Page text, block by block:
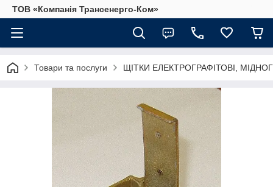
ТОВ «Компанія Трансенерго-Ком»
Товари та послуги ЩІТКИ ЕЛЕКТРОГРАФІТОВІ,